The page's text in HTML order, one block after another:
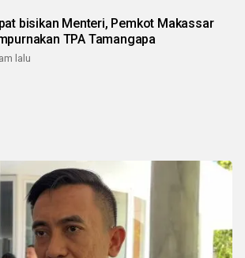
bisikan Menteri, Pemkot Makassar
TPA Tamangapa
lalu